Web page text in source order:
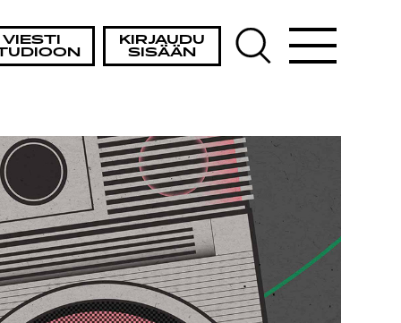
VIESTI
KIRJAUDU
SISÄÄN